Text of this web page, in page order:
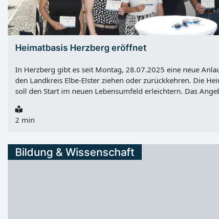
Heimatbasis Herzberg eröffnet
In Herzberg gibt es seit Montag, 28.07.2025 eine neue
den Landkreis Elbe-Elster ziehen oder zurückkehren. Die
soll den Start im neuen Lebensumfeld erleichtern. Das
geplante Ausbau des Bundeswehrstandortes Holzdorf/
Jahren werden dadurch zusätzliche Soldaten, zivile
anderem zu Wohnraum, Kinderbetreuung, Schulen,
Vereinsangeboten sowie zu Arbeitsmöglichkeiten für
2 min
Bildung & Wissenschaft